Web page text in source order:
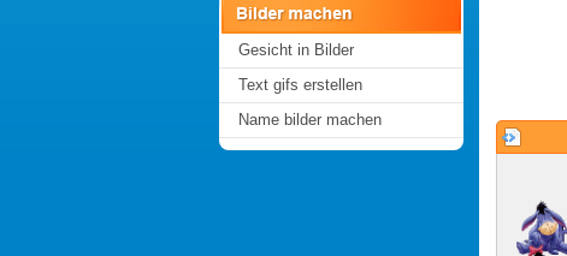
Gesicht in Bilder
Text gifs erstellen
Name bilder machen